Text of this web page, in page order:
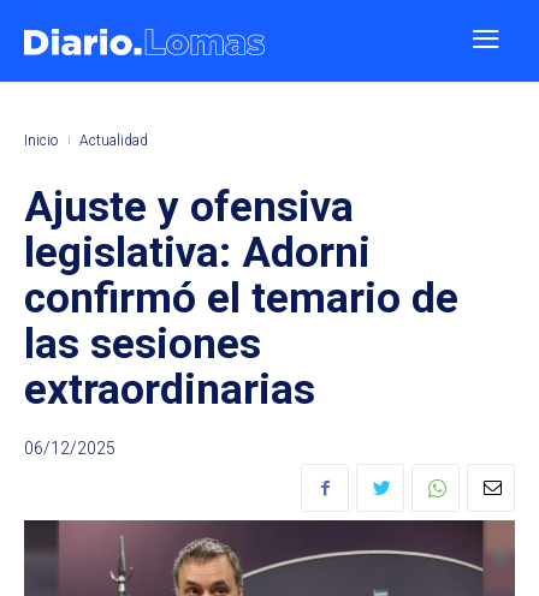
Inicio Actualidad
Ajuste y ofensiva
legislativa: Adorni
confirmó el temario de
las sesiones
extraordinarias
06/12/2025